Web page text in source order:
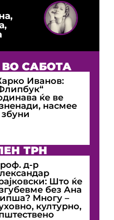
САБОТА
Иванов:
ќе ве
насмее
ТРН
д-р
Што ќе
без Ана
Многу –
културно,